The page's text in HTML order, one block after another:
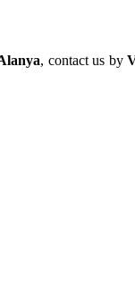
, contact us by